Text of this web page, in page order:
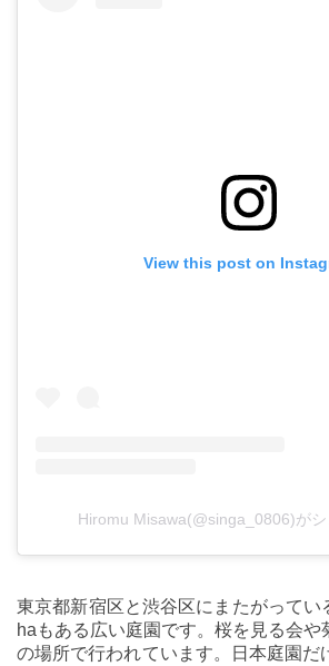
View this post on
Hiromu Misawa(@singa_0806)が
東京都新宿区と渋谷区にまたがってい
haもある広い庭園です。桜を見る会や
の場所で行われています。日本庭園だ